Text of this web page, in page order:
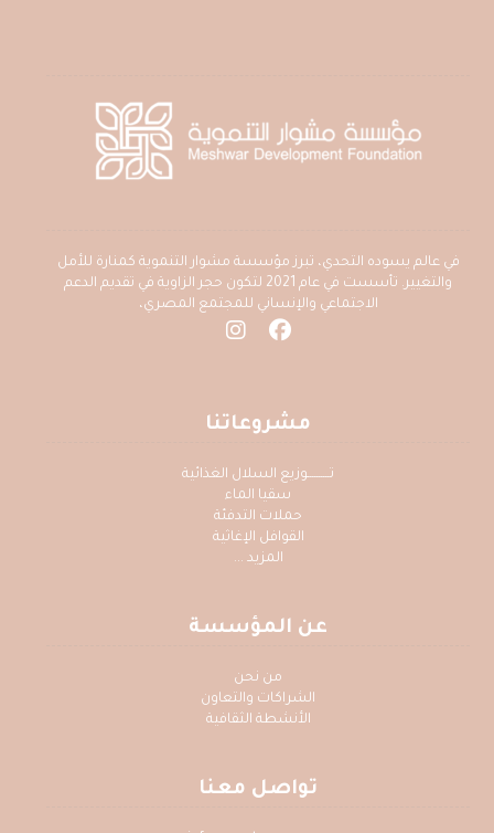
في عالم يسوده التحدي، تبرز مؤسسة مشوار التنموية كمنارة للأمل
والتغيير. تأسست في عام 2021 لتكون حجر الزاوية في تقديم الدعم
الاجتماعي والإنساني للمجتمع المصري،
مشروعاتنا
تــــــــــوزيع السلال الغذائية
سقيا الماء
حملات التدفئة
القوافل الإغاثية
المزيد ...
عن المؤسسة
من نحن
الشراكات والتعاون
الأنشطة الثقافية
تواصل معنا